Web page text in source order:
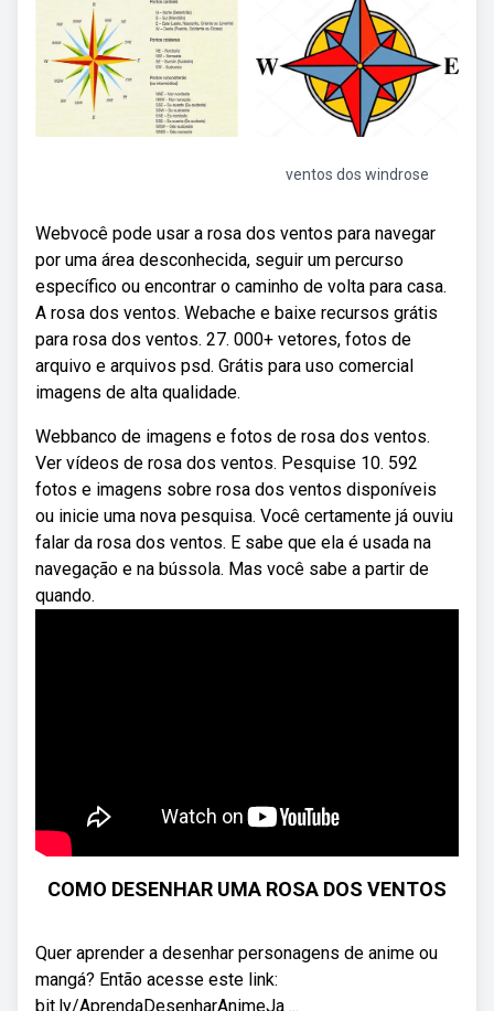
ventos dos windrose
Webvocê pode usar a rosa dos ventos para navegar
por uma área desconhecida, seguir um percurso
específico ou encontrar o caminho de volta para casa.
A rosa dos ventos. Webache e baixe recursos grátis
para rosa dos ventos. 27. 000+ vetores, fotos de
arquivo e arquivos psd. Grátis para uso comercial
imagens de alta qualidade.
Webbanco de imagens e fotos de rosa dos ventos.
Ver vídeos de rosa dos ventos. Pesquise 10. 592
fotos e imagens sobre rosa dos ventos disponíveis
ou inicie uma nova pesquisa. Você certamente já ouviu
falar da rosa dos ventos. E sabe que ela é usada na
navegação e na bússola. Mas você sabe a partir de
quando.
COMO DESENHAR UMA ROSA DOS VENTOS
Quer aprender a desenhar personagens de anime ou
mangá? Então acesse este link:
bit.ly/AprendaDesenharAnimeJa ...